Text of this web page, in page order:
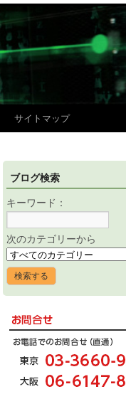
サイトマップ
ブログ検索
キーワード：
次のカテゴリーから